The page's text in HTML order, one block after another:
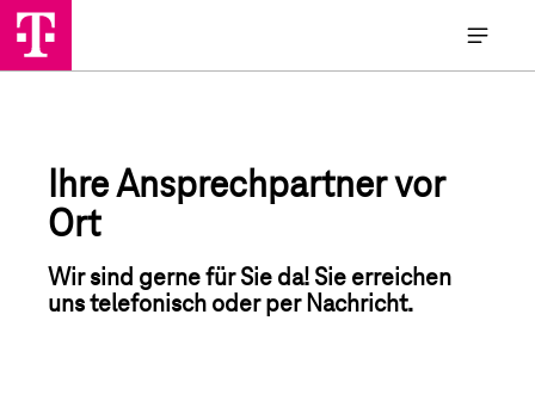
Ihre Ansprechpartner vor
Ort
Wir sind gerne für Sie da! Sie erreichen
uns telefonisch oder per Nachricht.